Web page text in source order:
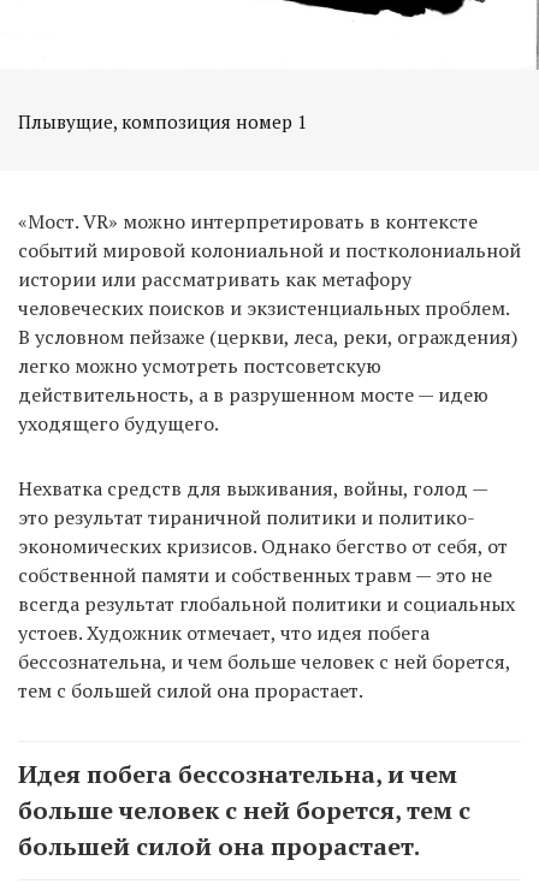
Плывущие, композиция номер 1
«Мост. VR» можно интерпретировать в контексте
событий мировой колониальной и постколониальной
истории или рассматривать как метафору
человеческих поисков и экзистенциальных проблем.
В условном пейзаже (церкви, леса, реки, ограждения)
легко можно усмотреть постсоветскую
действительность, а в разрушенном мосте — идею
уходящего будущего.
Нехватка средств для выживания, войны, голод —
это результат тираничной политики и политико-
экономических кризисов. Однако бегство от себя, от
собственной памяти и собственных травм — это не
всегда результат глобальной политики и социальных
устоев. Художник отмечает, что идея побега
бессознательна, и чем больше человек с ней борется,
тем с большей силой она прорастает.
Идея побега бессознательна, и чем
больше человек с ней борется, тем с
большей силой она прорастает.